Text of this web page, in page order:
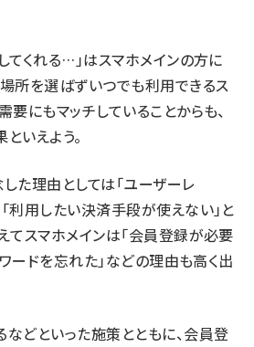
てくれる…」はスマホメインの方に
所を選ばずいつでも利用できるス
要にもマッチしていることからも、
いえよう。
た理由としては「ユーザーレ
利用したい決済手段が使えない」と
てスマホメインは「会員登録が必要
ワードを忘れた」などの理由も高く出
どといった施策とともに、会員登